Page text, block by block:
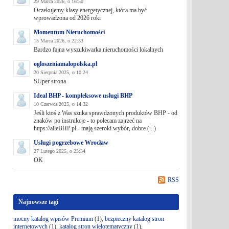
29 Marca 2026, o 16:50
Oczekujemy klasy energetycznej, która ma być
wprowadzona od 2026 roki
Momentum Nieruchomości
15 Marca 2026, o 22:33
Bardzo fajna wyszukiwarka nieruchomości lokalnych
ogloszeniamalopolska.pl
20 Sierpnia 2025, o 10:24
SUper strona
Ideal BHP - kompleksowe usługi BHP
10 Czerwca 2025, o 14:32
Jeśli ktoś z Was szuka sprawdzonych produktów BHP - od
znaków po instrukcje - to polecam zajrzeć na
https://alleBHP.pl - mają szeroki wybór, dobre (...)
Usługi pogrzebowe Wrocław
27 Lutego 2025, o 23:34
OK
RSS
Najnowsze tagi
mocny katalog wpisów Premium(1), bezpieczny katalog stron
internetowych(1), katalog stron wielotematyczny(1),